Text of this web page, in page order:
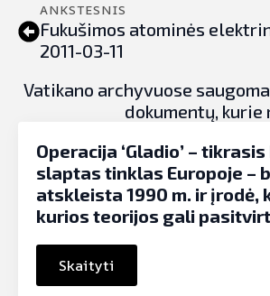
ANKSTESNIS
Fukušimos atominės
2011-03-11
Vatikano archyvuose
dokumentų, kurie
Operacija ‘Gladio’ – tikrasis
slaptas tinklas Europoje –
atskleista 1990 m. ir įrodė,
kurios teorijos gali
Skaityti